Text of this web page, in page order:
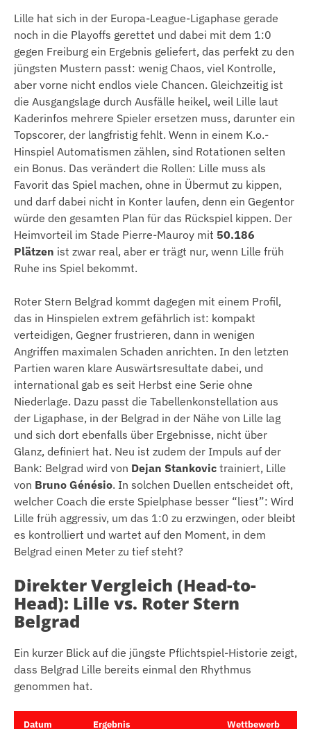
Lille hat sich in der Europa-League-Ligaphase gerade
noch in die Playoffs gerettet und dabei mit dem 1:0
gegen Freiburg ein Ergebnis geliefert, das perfekt zu den
jüngsten Mustern passt: wenig Chaos, viel Kontrolle,
aber vorne nicht endlos viele Chancen. Gleichzeitig ist
die Ausgangslage durch Ausfälle heikel, weil Lille laut
Kaderinfos mehrere Spieler ersetzen muss, darunter ein
Topscorer, der langfristig fehlt. Wenn in einem K.o.-
Hinspiel Automatismen zählen, sind Rotationen selten
ein Bonus. Das verändert die Rollen: Lille muss als
Favorit das Spiel machen, ohne in Übermut zu kippen,
und darf dabei nicht in Konter laufen, denn ein Gegentor
würde den gesamten Plan für das Rückspiel kippen. Der
Heimvorteil im Stade Pierre-Mauroy mit 50.186
Plätzen ist zwar real, aber er trägt nur, wenn Lille früh
Ruhe ins Spiel bekommt.
Roter Stern Belgrad kommt dagegen mit einem Profil,
das in Hinspielen extrem gefährlich ist: kompakt
verteidigen, Gegner frustrieren, dann in wenigen
Angriffen maximalen Schaden anrichten. In den letzten
Partien waren klare Auswärtsresultate dabei, und
international gab es seit Herbst eine Serie ohne
Niederlage. Dazu passt die Tabellenkonstellation aus
der Ligaphase, in der Belgrad in der Nähe von Lille lag
und sich dort ebenfalls über Ergebnisse, nicht über
Glanz, definiert hat. Neu ist zudem der Impuls auf der
Bank: Belgrad wird von Dejan Stankovic trainiert, Lille
von Bruno Génésio. In solchen Duellen entscheidet oft,
welcher Coach die erste Spielphase besser “liest”: Wird
Lille früh aggressiv, um das 1:0 zu erzwingen, oder bleibt
es kontrolliert und wartet auf den Moment, in dem
Belgrad einen Meter zu tief steht?
Direkter Vergleich (Head-to-
Head): Lille vs. Roter Stern
Belgrad
Ein kurzer Blick auf die jüngste Pflichtspiel-Historie zeigt,
dass Belgrad Lille bereits einmal den Rhythmus
genommen hat.
Datum Ergebnis Wettbewerb